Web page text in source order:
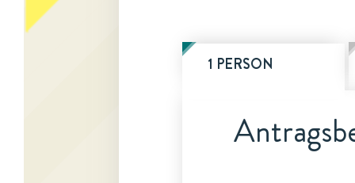
1 PERSON